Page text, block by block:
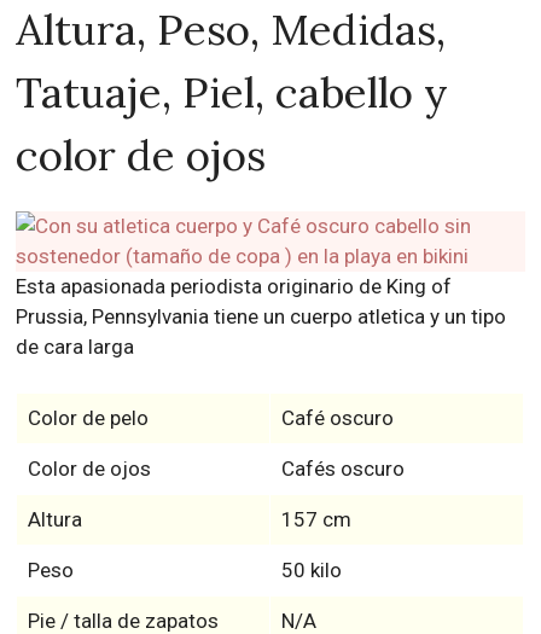
Altura, Peso, Medidas,
Tatuaje, Piel, cabello y
color de ojos
Esta apasionada periodista originario de King of
Prussia, Pennsylvania tiene un cuerpo atletica y un tipo
de cara larga
Color de pelo Café oscuro
Color de ojos Cafés oscuro
Altura 157 cm
Peso 50 kilo
Pie / talla de zapatos N/A